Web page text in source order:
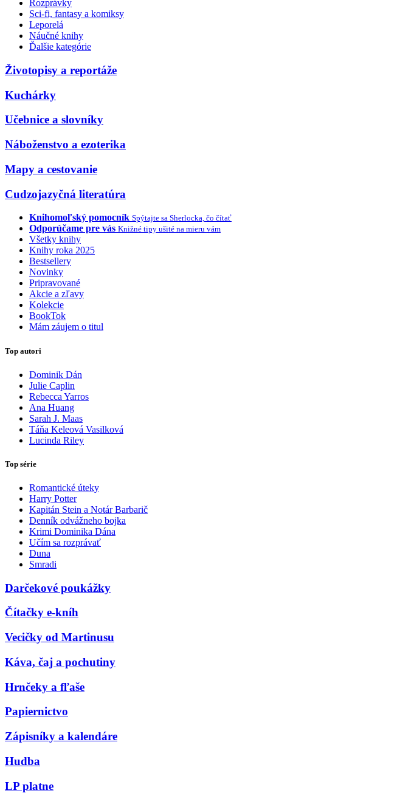
Rozprávky
Sci-fi, fantasy a komiksy
Leporelá
Náučné knihy
Ďalšie kategórie
Životopisy a reportáže
Kuchárky
Učebnice a slovníky
Náboženstvo a ezoterika
Mapy a cestovanie
Cudzojazyčná literatúra
Knihomoľský pomocník Spýtajte sa Sherlocka, čo čítať
Odporúčame pre vás Knižné tipy ušité na mieru vám
Všetky knihy
Knihy roka 2025
Bestsellery
Novinky
Pripravované
Akcie a zľavy
Kolekcie
BookTok
Mám záujem o titul
Top autori
Dominik Dán
Julie Caplin
Rebecca Yarros
Ana Huang
Sarah J. Maas
Táňa Keleová Vasilková
Lucinda Riley
Top série
Romantické úteky
Harry Potter
Kapitán Stein a Notár Barbarič
Denník odvážneho bojka
Krimi Dominika Dána
Učím sa rozprávať
Duna
Smradi
Darčekové poukážky
Čítačky e-kníh
Vecičky od Martinusu
Káva, čaj a pochutiny
Hrnčeky a fľaše
Papiernictvo
Zápisníky a kalendáre
Hudba
LP platne